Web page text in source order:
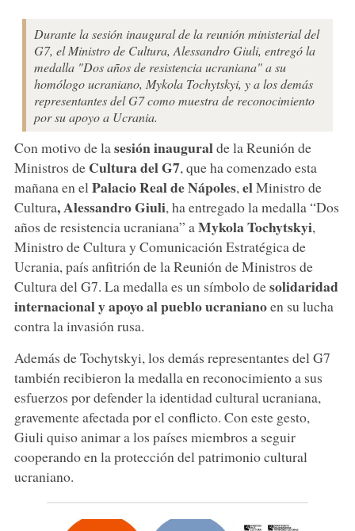
Durante la sesión inaugural de la reunión ministerial del
G7, el Ministro de Cultura, Alessandro Giuli, entregó la
medalla "Dos años de resistencia ucraniana" a su
homólogo ucraniano, Mykola Tochytskyi, y a los demás
representantes del G7 como muestra de reconocimiento
por su apoyo a Ucrania.
Con motivo de la sesión inauguralde la Reunión de
Ministros de Cultura del G7, que ha comenzado esta
mañana en el Palacio Realde Nápoles, elMinistro de
Cultura, Alessandro Giuli, ha entregado la medalla “Dos
años de resistencia ucraniana” a Mykola Tochytskyi,
Ministro de Cultura y Comunicación Estratégica de
Ucrania, país anfitrión de la Reunión de Ministros de
Cultura del G7. La medalla es un símbolo desolidaridad
internacional y apoyo al pueblo ucranianoen su lucha
contra la invasión rusa.
Además de Tochytskyi, los demás representantes del G7
también recibieron la medalla en reconocimiento a sus
esfuerzos por defender la identidad cultural ucraniana,
gravemente afectada por el conflicto. Con este gesto,
Giuli quiso animar a los países miembros a seguir
cooperando en la protección del patrimonio cultural
ucraniano.